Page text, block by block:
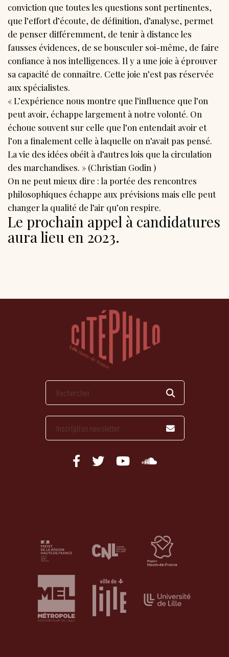
conviction que toutes les questions sont pertinentes,
que l’effort d’écoute, de définition, d’analyse, permet
de penser différemment, de tenir à distance les
fausses évidences, de se bousculer soi-même, de faire
confiance à nos intelligences. Il y a une joie à éprouver
sa capacité de connaître. Cette joie n’est pas réservée
aux spécialistes.
« L’expérience nous montre que l’influence que l’on
peut avoir, échappe largement à notre volonté. On
échoue souvent sur celle que l’on entendait avoir et
l’on a finalement celle à laquelle on n’avait pas pensé.
La vie des idées obéit à d’autres lois que la circulation
des marchandises. » (Christian Godin )
On ne peut mieux dire : la portée des rencontres
philosophiques échappe aux prévisions mais elle peut
changer la qualité de l’air qu’on respire.
Le prochain appel à candidatures
aura lieu en 2023.